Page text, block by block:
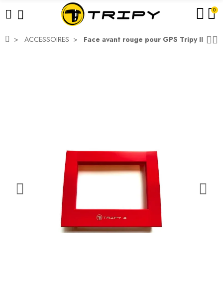
0
ACCESSOIRES Face avant rouge pour GPS Tripy II